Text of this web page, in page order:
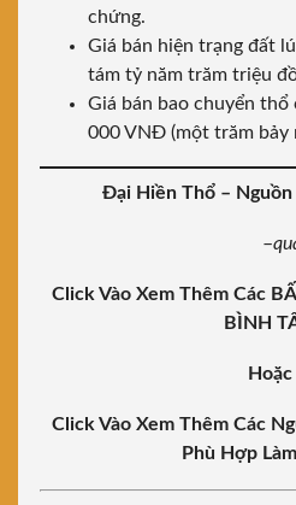
chứng.
Giá bán hiện trạng đất
tám tỷ năm trăm triệu
Giá bán bao chuyển
000 VNĐ (một trăm bảy
Đại Hiền Thổ –
–
Click Vào Xem Thêm Các
BÌNH
Hoặc
Click Vào Xem Thêm Các
Phù Hợp